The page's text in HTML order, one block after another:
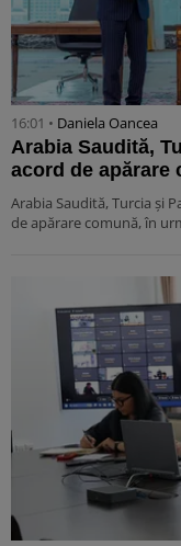
16:01 • Daniela Oancea
Arabia Saudită,
acord de apărare
Arabia Saudită, Turcia şi
de apărare comună, în